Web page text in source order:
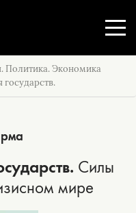
Политика. Экономика
государств.
Силы
мире